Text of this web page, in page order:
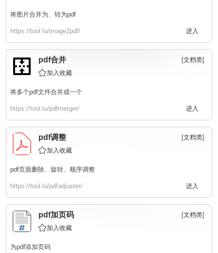
将图片合并为、转为pdf
https://tool.lu/image2pdf/ 进入
pdf合并 [文档类]
加入收藏
将多个pdf文件合并成一个
https://tool.lu/pdfmerger/ 进入
pdf调整 [文档类]
加入收藏
pdf页面删除、旋转、顺序调整
https://tool.lu/pdfadjuster/ 进入
pdf加页码 [文档类]
加入收藏
为pdf添加页码